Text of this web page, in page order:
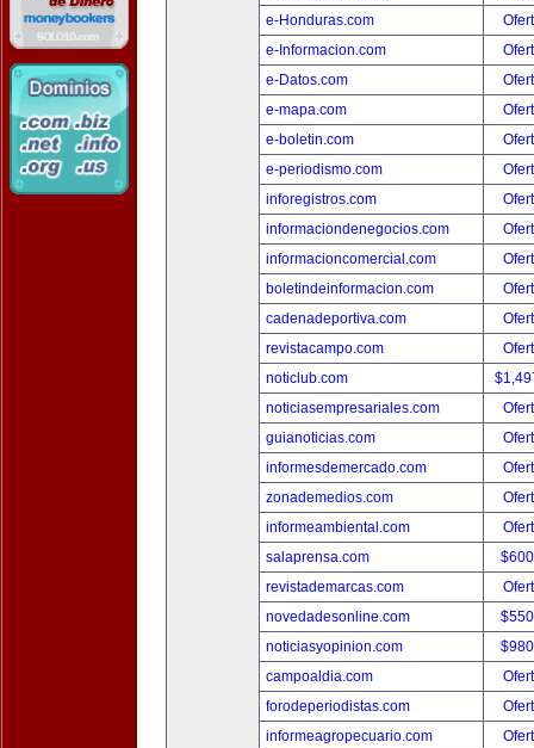
e-Honduras.com
e-Informacion.com
e-Datos.com
e-mapa.com
e-boletin.com
e-periodismo.com
inforegistros.com
informaciondenegocios.com
informacioncomercial.com
boletindeinformacion.com
cadenadeportiva.com
revistacampo.com
noticlub.com
noticiasempresariales.com
guianoticias.com
informesdemercado.com
zonademedios.com
informeambiental.com
salaprensa.com
revistademarcas.com
novedadesonline.com
noticiasyopinion.com
campoaldia.com
forodeperiodistas.com
informeagropecuario.com